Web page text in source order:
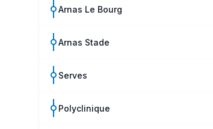
Arnas Le Bourg
Arnas Stade
Serves
Polyclinique